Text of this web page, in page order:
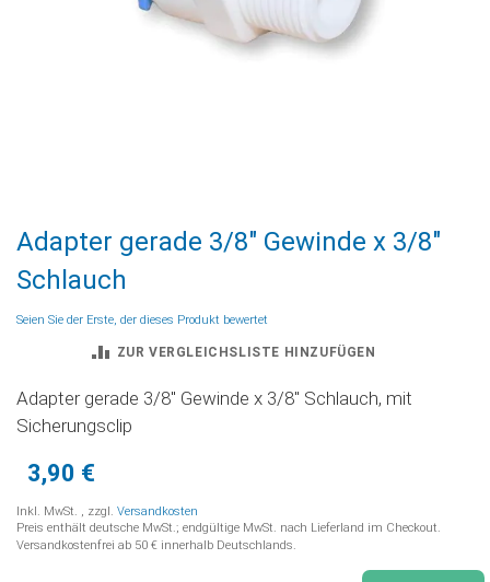
Anfang
der
Bildgalerie
springen
Adapter gerade 3/8" Gewinde x 3/8"
Schlauch
Seien Sie der Erste, der dieses Produkt bewertet
ZUR VERGLEICHSLISTE HINZUFÜGEN
Adapter gerade 3/8" Gewinde x 3/8" Schlauch, mit
Sicherungsclip
3,90 €
Inkl. MwSt. , zzgl. Versandkosten
Preis enthält deutsche MwSt.; endgültige MwSt. nach Lieferland im Checkout.
Versandkostenfrei ab 50 € innerhalb Deutschlands.